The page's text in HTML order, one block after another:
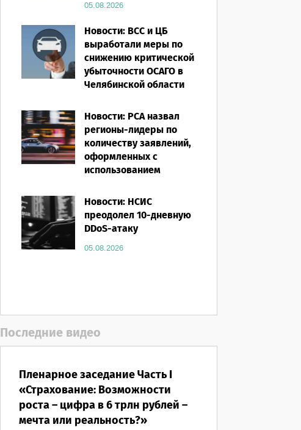
05.08.2026
Новости: ВСС и ЦБ
выработали меры по
снижению критической
убыточности ОСАГО в
Челябинской области
Новости: РСА назвал
регионы-лидеры по
количеству заявлений,
оформленных с
использованием
первое полугодие 2026
года
05.08.2026
Новости: НСИС
преодолел 10-дневную
DDoS-атаку
05.08.2026
Последние видео
Пленарное заседание Часть I
«Страхование: Возможности
роста – цифра в 6 трлн рублей –
мечта или реальность?»